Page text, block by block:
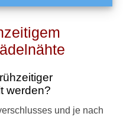
werden?
und je nach